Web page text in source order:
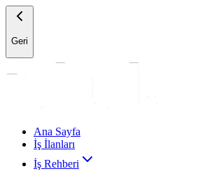
Geri
Ana Sayfa
İş İlanları
İş Rehberi